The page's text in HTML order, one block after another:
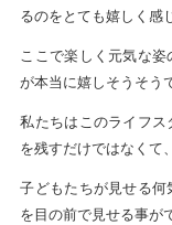
るのをとても嬉しく感
ここで楽しく元気な
が本当に嬉しそうそう
私たちはこのライフ
を残すだけではなくて、
子どもたちが見せる
を目の前で見せる事が